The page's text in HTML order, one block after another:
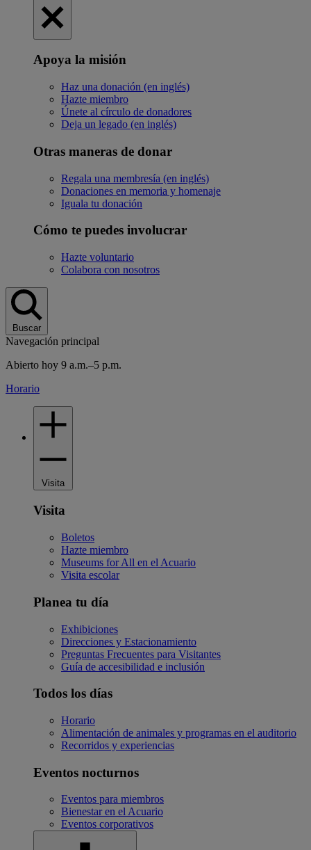
Apoya la misión
Haz una donación (en inglés)
Hazte miembro
Únete al círculo de donadores
Deja un legado (en inglés)
Otras maneras de donar
Regala una membresía (en inglés)
Donaciones en memoria y homenaje
Iguala tu donación
Cómo te puedes involucrar
Hazte voluntario
Colabora con nosotros
Buscar
Navegación principal
Abierto hoy 9 a.m.–5 p.m.
Horario
Visita
Visita
Boletos
Hazte miembro
Museums for All en el Acuario
Visita escolar
Planea tu día
Exhibiciones
Direcciones y Estacionamiento
Preguntas Frecuentes para Visitantes
Guía de accesibilidad e inclusión
Todos los días
Horario
Alimentación de animales y programas en el auditorio
Recorridos y experiencias
Eventos nocturnos
Eventos para miembros
Bienestar en el Acuario
Eventos corporativos